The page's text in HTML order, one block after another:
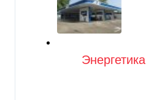
Категория
Энергетика